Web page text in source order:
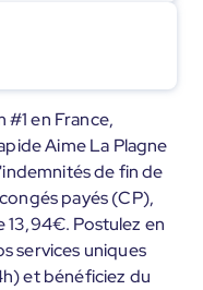
#1 en France,
Aime La Plagne
de fin de
payés (CP),
13,94€. Postulez en
services uniques
et bénéficiez du